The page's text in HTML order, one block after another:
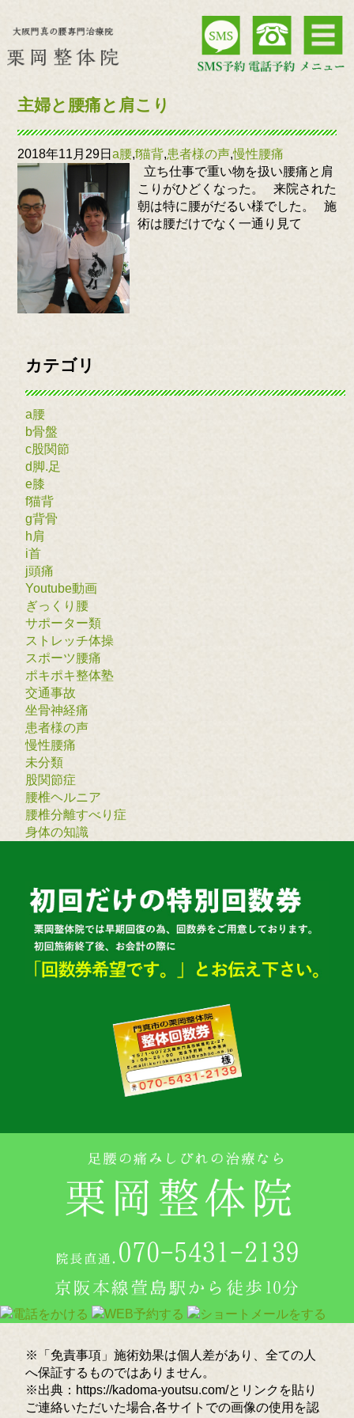
主婦と腰痛と肩こり
2018年11月29日 a腰,f猫背,患者様の声,慢性腰痛
立ち仕事で重い物を扱い腰痛と肩
こりがひどくなった。 来院された
朝は特に腰がだるい様でした。 施
術は腰だけでなく一通り見て
カテゴリ
a腰
b骨盤
c股関節
d脚.足
e膝
f猫背
g背骨
h肩
i首
j頭痛
Youtube動画
ぎっくり腰
サポーター類
ストレッチ体操
スポーツ腰痛
ポキポキ整体塾
交通事故
坐骨神経痛
患者様の声
慢性腰痛
未分類
股関節症
腰椎ヘルニア
腰椎分離すべり症
身体の知識
※「免責事項」施術効果は個人差があり、全ての人
へ保証するものではありません。
※出典：https://kadoma-youtsu.com/とリンクを貼り
ご連絡いただいた場合,各サイトでの画像の使用を認